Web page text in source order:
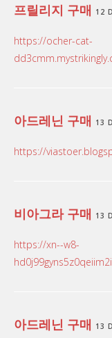
프릴리지 구매 12
https://ocher-cat-
아드레닌 구매 13
https://
비아그라 구매 13
https://xn--w8-
아드레닌 구매 13